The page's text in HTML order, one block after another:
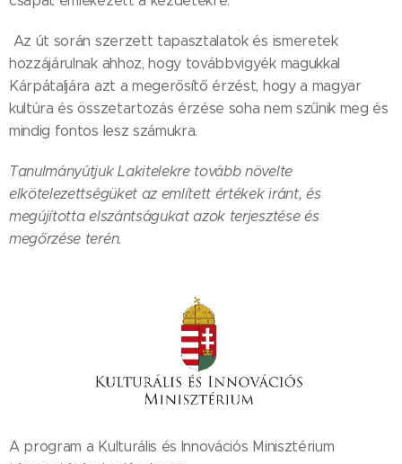
Az út során szerzett tapasztalatok és ismeretek
hozzájárulnak ahhoz, hogy továbbvigyék magukkal
Kárpátaljára azt a megerősítő érzést, hogy a magyar
kultúra és összetartozás érzése soha nem szűnik meg és
mindig fontos lesz számukra.
Tanulmányútjuk Lakitelekre tovább növelte
elkötelezettségüket az említett értékek iránt, és
megújította elszántságukat azok terjesztése és
megőrzése terén.
A program a Kulturális és Innovációs Minisztérium